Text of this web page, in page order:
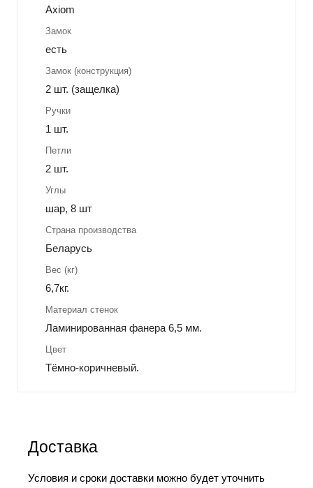
Axiom
Замок
есть
Замок (конструкция)
2 шт. (защелка)
Ручки
1 шт.
Петли
2 шт.
Углы
шар, 8 шт
Страна производства
Беларусь
Вес (кг)
6,7кг.
Материал стенок
Ламинированная фанера 6,5 мм.
Цвет
Тёмно-коричневый.
Доставка
Условия и сроки доставки можно будет уточнить